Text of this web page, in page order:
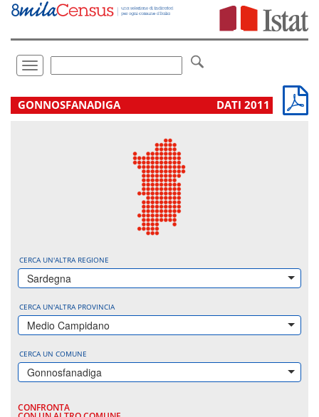
Vai
direttamente
Toggle
navigation
.
GONNOSFANADIGA DATI 2011
CERCA UN'ALTRA REGIONE
Sardegna
CERCA UN'ALTRA PROVINCIA
Medio Campidano
CERCA UN COMUNE
Gonnosfanadiga
CONFRONTA